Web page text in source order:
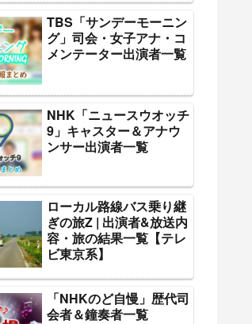
TBS「サンデーモーニン
グ」司会・女子アナ・コ
メンテーター出演者一覧
NHK「ニュースウオッチ
9」キャスター＆アナウ
ンサー出演者一覧
ローカル路線バス乗り継
ぎの旅Z | 出演者&放送内
容・旅の結果一覧【テレ
ビ東京系】
「NHKのど自慢」歴代司
会者＆鐘奏者一覧